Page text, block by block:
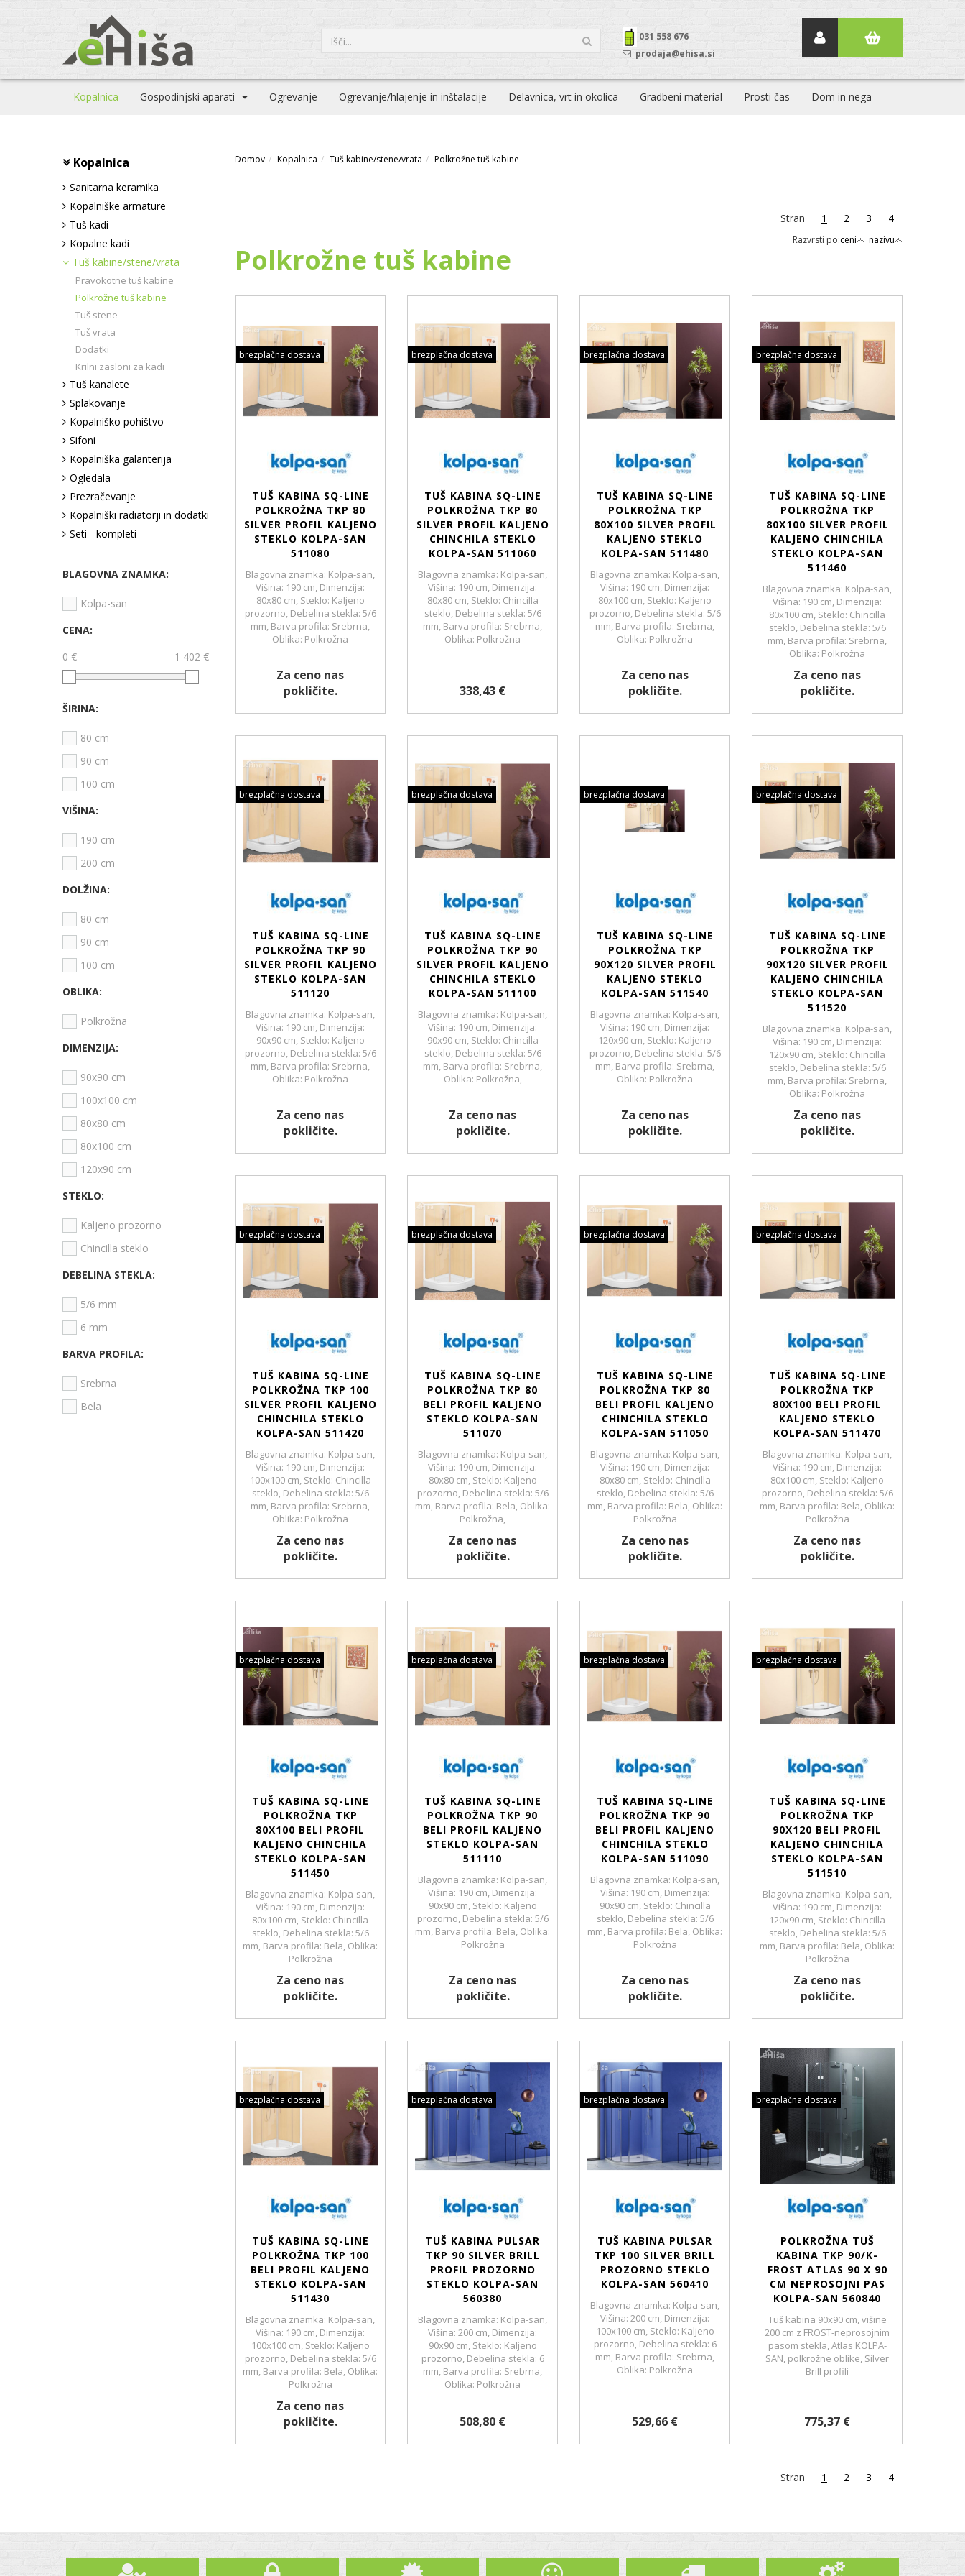
031 558 676
prodaja@ehisa.si
Kopalnica Gospodinjski aparati Ogrevanje Ogrevanje/hlajenje in inštalacije Delavnica, vrt in okolica Gradbeni material Prosti čas Dom in nega
Kopalnica
Sanitarna keramika
Kopalniške armature
Tuš kadi
Kopalne kadi
Tuš kabine/stene/vrata
Pravokotne tuš kabine
Polkrožne tuš kabine
Tuš stene
Tuš vrata
Dodatki
Krilni zasloni za kadi
Tuš kanalete
Splakovanje
Kopalniško pohištvo
Sifoni
Kopalniška galanterija
Ogledala
Prezračevanje
Kopalniški radiatorji in dodatki
Seti - kompleti
BLAGOVNA ZNAMKA:
Kolpa-san
CENA:
0 €
1 402 €
ŠIRINA:
80 cm
90 cm
100 cm
VIŠINA:
190 cm
200 cm
DOLŽINA:
80 cm
90 cm
100 cm
OBLIKA:
Polkrožna
DIMENZIJA:
90x90 cm
100x100 cm
80x80 cm
80x100 cm
120x90 cm
STEKLO:
Kaljeno prozorno
Chincilla steklo
DEBELINA STEKLA:
5/6 mm
6 mm
BARVA PROFILA:
Srebrna
Bela
Domov Kopalnica Tuš kabine/stene/vrata Polkrožne tuš kabine
Stran 1 2 3 4
Razvrsti po:ceni nazivu
Polkrožne tuš kabine
brezplačna dostava
TUŠ KABINA SQ-LINE
POLKROŽNA TKP 80
SILVER PROFIL KALJENO
STEKLO KOLPA-SAN
511080
Blagovna znamka: Kolpa-san,
Višina: 190 cm, Dimenzija:
80x80 cm, Steklo: Kaljeno
prozorno, Debelina stekla: 5/6
mm, Barva profila: Srebrna,
Oblika: Polkrožna
Za ceno nas
pokličite.
brezplačna dostava
TUŠ KABINA SQ-LINE
POLKROŽNA TKP 80
SILVER PROFIL KALJENO
CHINCHILA STEKLO
KOLPA-SAN 511060
Blagovna znamka: Kolpa-san,
Višina: 190 cm, Dimenzija:
80x80 cm, Steklo: Chincilla
steklo, Debelina stekla: 5/6
mm, Barva profila: Srebrna,
Oblika: Polkrožna
338,43 €
brezplačna dostava
TUŠ KABINA SQ-LINE
POLKROŽNA TKP
80X100 SILVER PROFIL
KALJENO STEKLO
KOLPA-SAN 511480
Blagovna znamka: Kolpa-san,
Višina: 190 cm, Dimenzija:
80x100 cm, Steklo: Kaljeno
prozorno, Debelina stekla: 5/6
mm, Barva profila: Srebrna,
Oblika: Polkrožna
Za ceno nas
pokličite.
brezplačna dostava
TUŠ KABINA SQ-LINE
POLKROŽNA TKP
80X100 SILVER PROFIL
KALJENO CHINCHILA
STEKLO KOLPA-SAN
511460
Blagovna znamka: Kolpa-san,
Višina: 190 cm, Dimenzija:
80x100 cm, Steklo: Chincilla
steklo, Debelina stekla: 5/6
mm, Barva profila: Srebrna,
Oblika: Polkrožna
Za ceno nas
pokličite.
brezplačna dostava
TUŠ KABINA SQ-LINE
POLKROŽNA TKP 90
SILVER PROFIL KALJENO
STEKLO KOLPA-SAN
511120
Blagovna znamka: Kolpa-san,
Višina: 190 cm, Dimenzija:
90x90 cm, Steklo: Kaljeno
prozorno, Debelina stekla: 5/6
mm, Barva profila: Srebrna,
Oblika: Polkrožna
Za ceno nas
pokličite.
brezplačna dostava
TUŠ KABINA SQ-LINE
POLKROŽNA TKP 90
SILVER PROFIL KALJENO
CHINCHILA STEKLO
KOLPA-SAN 511100
Blagovna znamka: Kolpa-san,
Višina: 190 cm, Dimenzija:
90x90 cm, Steklo: Chincilla
steklo, Debelina stekla: 5/6
mm, Barva profila: Srebrna,
Oblika: Polkrožna,
Za ceno nas
pokličite.
brezplačna dostava
TUŠ KABINA SQ-LINE
POLKROŽNA TKP
90X120 SILVER PROFIL
KALJENO STEKLO
KOLPA-SAN 511540
Blagovna znamka: Kolpa-san,
Višina: 190 cm, Dimenzija:
120x90 cm, Steklo: Kaljeno
prozorno, Debelina stekla: 5/6
mm, Barva profila: Srebrna,
Oblika: Polkrožna
Za ceno nas
pokličite.
brezplačna dostava
TUŠ KABINA SQ-LINE
POLKROŽNA TKP
90X120 SILVER PROFIL
KALJENO CHINCHILA
STEKLO KOLPA-SAN
511520
Blagovna znamka: Kolpa-san,
Višina: 190 cm, Dimenzija:
120x90 cm, Steklo: Chincilla
steklo, Debelina stekla: 5/6
mm, Barva profila: Srebrna,
Oblika: Polkrožna
Za ceno nas
pokličite.
brezplačna dostava
TUŠ KABINA SQ-LINE
POLKROŽNA TKP 100
SILVER PROFIL KALJENO
CHINCHILA STEKLO
KOLPA-SAN 511420
Blagovna znamka: Kolpa-san,
Višina: 190 cm, Dimenzija:
100x100 cm, Steklo: Chincilla
steklo, Debelina stekla: 5/6
mm, Barva profila: Srebrna,
Oblika: Polkrožna
Za ceno nas
pokličite.
brezplačna dostava
TUŠ KABINA SQ-LINE
POLKROŽNA TKP 80
BELI PROFIL KALJENO
STEKLO KOLPA-SAN
511070
Blagovna znamka: Kolpa-san,
Višina: 190 cm, Dimenzija:
80x80 cm, Steklo: Kaljeno
prozorno, Debelina stekla: 5/6
mm, Barva profila: Bela, Oblika:
Polkrožna,
Za ceno nas
pokličite.
brezplačna dostava
TUŠ KABINA SQ-LINE
POLKROŽNA TKP 80
BELI PROFIL KALJENO
CHINCHILA STEKLO
KOLPA-SAN 511050
Blagovna znamka: Kolpa-san,
Višina: 190 cm, Dimenzija:
80x80 cm, Steklo: Chincilla
steklo, Debelina stekla: 5/6
mm, Barva profila: Bela, Oblika:
Polkrožna
Za ceno nas
pokličite.
brezplačna dostava
TUŠ KABINA SQ-LINE
POLKROŽNA TKP
80X100 BELI PROFIL
KALJENO STEKLO
KOLPA-SAN 511470
Blagovna znamka: Kolpa-san,
Višina: 190 cm, Dimenzija:
80x100 cm, Steklo: Kaljeno
prozorno, Debelina stekla: 5/6
mm, Barva profila: Bela, Oblika:
Polkrožna
Za ceno nas
pokličite.
brezplačna dostava
TUŠ KABINA SQ-LINE
POLKROŽNA TKP
80X100 BELI PROFIL
KALJENO CHINCHILA
STEKLO KOLPA-SAN
511450
Blagovna znamka: Kolpa-san,
Višina: 190 cm, Dimenzija:
80x100 cm, Steklo: Chincilla
steklo, Debelina stekla: 5/6
mm, Barva profila: Bela, Oblika:
Polkrožna
Za ceno nas
pokličite.
brezplačna dostava
TUŠ KABINA SQ-LINE
POLKROŽNA TKP 90
BELI PROFIL KALJENO
STEKLO KOLPA-SAN
511110
Blagovna znamka: Kolpa-san,
Višina: 190 cm, Dimenzija:
90x90 cm, Steklo: Kaljeno
prozorno, Debelina stekla: 5/6
mm, Barva profila: Bela, Oblika:
Polkrožna
Za ceno nas
pokličite.
brezplačna dostava
TUŠ KABINA SQ-LINE
POLKROŽNA TKP 90
BELI PROFIL KALJENO
CHINCHILA STEKLO
KOLPA-SAN 511090
Blagovna znamka: Kolpa-san,
Višina: 190 cm, Dimenzija:
90x90 cm, Steklo: Chincilla
steklo, Debelina stekla: 5/6
mm, Barva profila: Bela, Oblika:
Polkrožna
Za ceno nas
pokličite.
brezplačna dostava
TUŠ KABINA SQ-LINE
POLKROŽNA TKP
90X120 BELI PROFIL
KALJENO CHINCHILA
STEKLO KOLPA-SAN
511510
Blagovna znamka: Kolpa-san,
Višina: 190 cm, Dimenzija:
120x90 cm, Steklo: Chincilla
steklo, Debelina stekla: 5/6
mm, Barva profila: Bela, Oblika:
Polkrožna
Za ceno nas
pokličite.
brezplačna dostava
TUŠ KABINA SQ-LINE
POLKROŽNA TKP 100
BELI PROFIL KALJENO
STEKLO KOLPA-SAN
511430
Blagovna znamka: Kolpa-san,
Višina: 190 cm, Dimenzija:
100x100 cm, Steklo: Kaljeno
prozorno, Debelina stekla: 5/6
mm, Barva profila: Bela, Oblika:
Polkrožna
Za ceno nas
pokličite.
brezplačna dostava
TUŠ KABINA PULSAR
TKP 90 SILVER BRILL
PROFIL PROZORNO
STEKLO KOLPA-SAN
560380
Blagovna znamka: Kolpa-san,
Višina: 200 cm, Dimenzija:
90x90 cm, Steklo: Kaljeno
prozorno, Debelina stekla: 6
mm, Barva profila: Srebrna,
Oblika: Polkrožna
508,80 €
brezplačna dostava
TUŠ KABINA PULSAR
TKP 100 SILVER BRILL
PROZORNO STEKLO
KOLPA-SAN 560410
Blagovna znamka: Kolpa-san,
Višina: 200 cm, Dimenzija:
100x100 cm, Steklo: Kaljeno
prozorno, Debelina stekla: 6
mm, Barva profila: Srebrna,
Oblika: Polkrožna
529,66 €
brezplačna dostava
POLKROŽNA TUŠ
KABINA TKP 90/K-
FROST ATLAS 90 X 90
CM NEPROSOJNI PAS
KOLPA-SAN 560840
Tuš kabina 90x90 cm, višine
200 cm z FROST-neprosojnim
pasom stekla, Atlas KOLPA-
SAN, polkrožne oblike, Silver
Brill profili
775,37 €
Stran 1 2 3 4